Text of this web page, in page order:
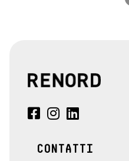
CONTATTI